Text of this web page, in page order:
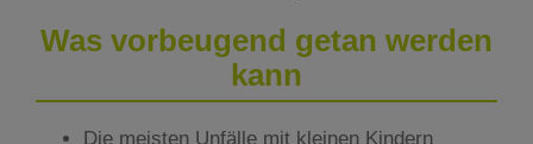
Was vorbeugend getan werden
kann
Die meisten Unfälle mit kleinen Kindern